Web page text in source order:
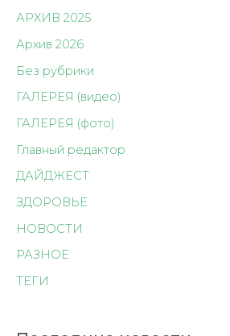
АРХИВ 2025
Архив 2026
Без рубрики
ГАЛЕРЕЯ (видео)
ГАЛЕРЕЯ (фото)
Главный редактор
ДАЙДЖЕСТ
ЗДОРОВЬЕ
НОВОСТИ
РАЗНОЕ
ТЕГИ